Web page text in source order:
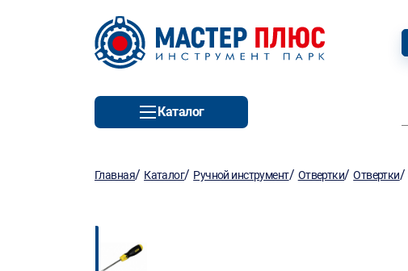
Каталог
Главная/ Каталог/ Ручной инструмент/ Отвертки/Отвертки/